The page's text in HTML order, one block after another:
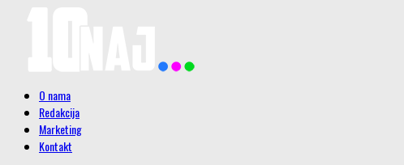
O nama
Redakcija
Marketing
Kontakt